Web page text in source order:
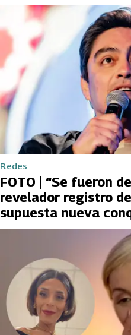
Redes
FOTO | “Se fueron
revelador registro
supuesta nueva